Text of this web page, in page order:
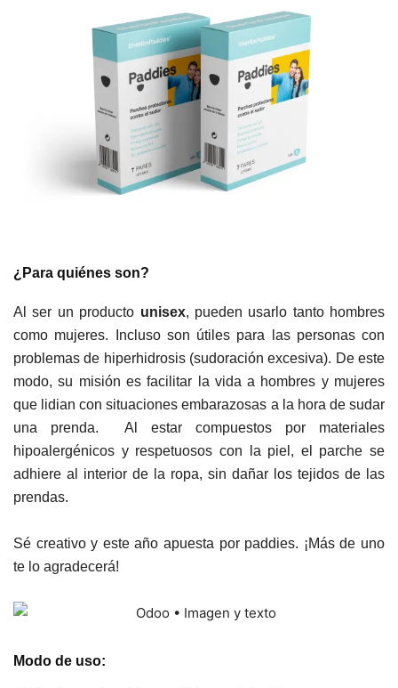
¿Para quiénes son?
Al ser un producto unisex, pueden usarlo tanto hombres
como mujeres. Incluso son útiles para las personas con
problemas de hiperhidrosis (sudoración excesiva). De este
modo, su misión es facilitar la vida a hombres y mujeres
que lidian con situaciones embarazosas a la hora de sudar
una prenda. Al estar compuestos por materiales
hipoalergénicos y respetuosos con la piel, el parche se
adhiere al interior de la ropa, sin dañar los tejidos de las
prendas.
Sé creativo y este año apuesta por paddies. ¡Más de uno
te lo agradecerá!
Modo de uso: